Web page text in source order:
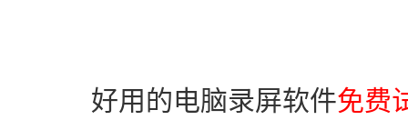
好用的电脑录屏软件免费